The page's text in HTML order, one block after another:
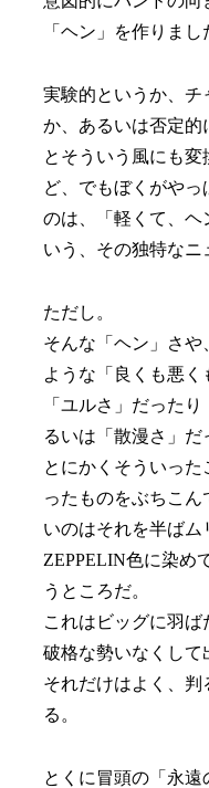
「ヘン」を作りまし
実験的というか、チ
か、あるいは否定的
とそういう風にも
ど、でもぼくがやっ
のは、「軽くて、ヘ
いう、その独特なニ
ただし。
そんな「ヘン」さや
ような「良くも悪
「ユルさ」だった
るいは「散漫さ」だ
とにかくそういっ
ったものをぶちこ
いのはそれを半ば
ZEPPELIN色に染め
うところだ。
これはビッグに羽
破格な勢いなくして
それだけはよく、判
る。
とくに冒頭の「永遠